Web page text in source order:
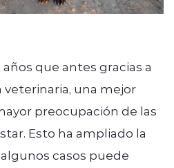
que antes gracias a
una mejor
preocupación de las
Esto ha ampliado la
casos puede